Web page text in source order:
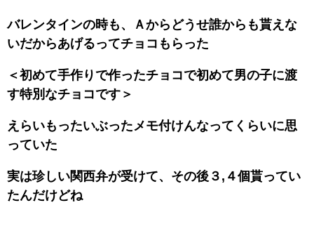
バレンタインの時も、Ａからどうせ誰からも貰えな
いだからあげるってチョコもらった
＜初めて手作りで作ったチョコで初めて男の子に渡
す特別なチョコです＞
えらいもったいぶったメモ付けんなってくらいに思
っていた
実は珍しい関西弁が受けて、その後３,４個貰ってい
たんだけどね